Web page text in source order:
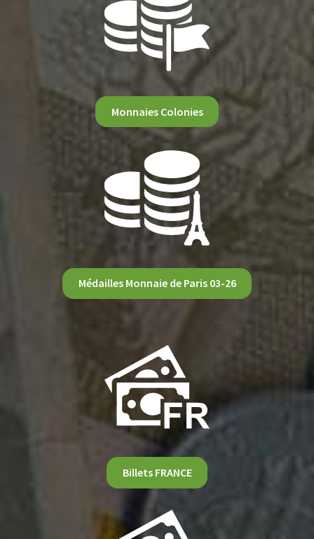
Monnaies Colonies
Médailles Monnaie de Paris 03-26
Billets FRANCE